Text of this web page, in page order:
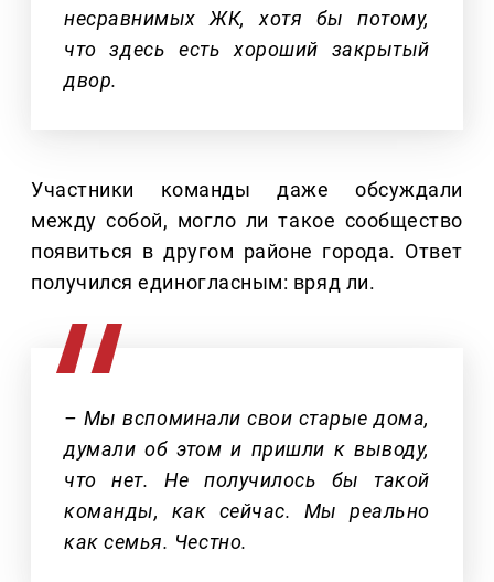
несравнимых ЖК, хотя бы потому,
что здесь есть хороший закрытый
двор.
Участники команды даже обсуждали
между собой, могло ли такое сообщество
появиться в другом районе города. Ответ
получился единогласным: вряд ли.
– Мы вспоминали свои старые дома,
думали об этом и пришли к выводу,
что нет. Не получилось бы такой
команды, как сейчас. Мы реально
как семья. Честно.